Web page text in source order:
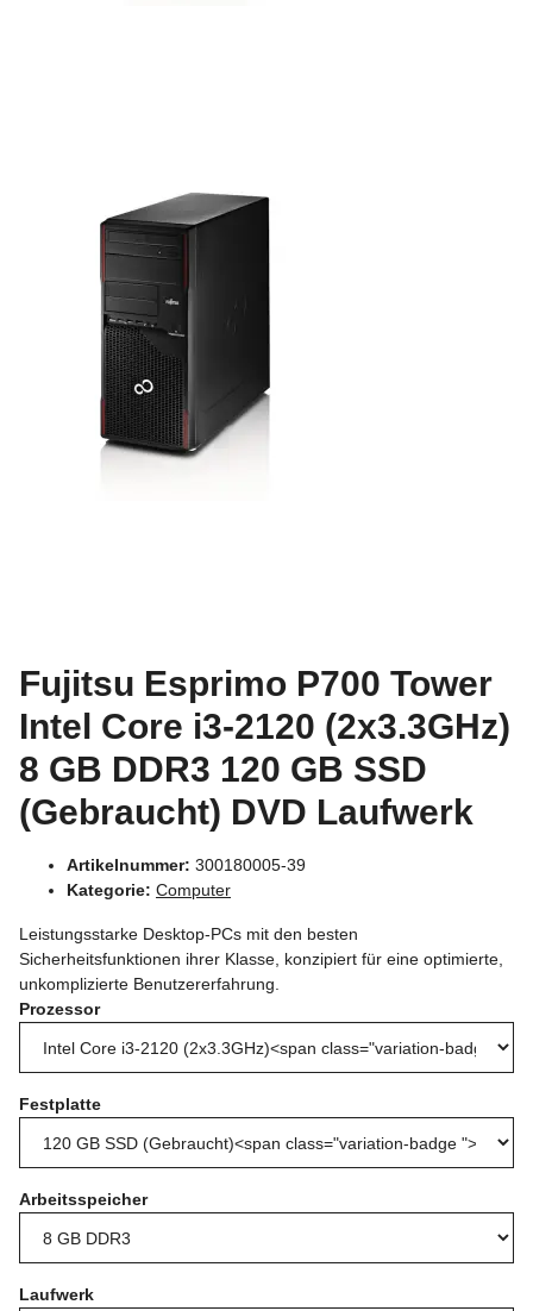
Fujitsu Esprimo P700 Tower
Intel Core i3-2120 (2x3.3GHz)
8 GB DDR3 120 GB SSD
(Gebraucht) DVD Laufwerk
Artikelnummer: 300180005-39
Kategorie: Computer
Leistungsstarke Desktop-PCs mit den besten
Sicherheitsfunktionen ihrer Klasse, konzipiert für eine optimierte,
unkomplizierte Benutzererfahrung.
Prozessor
Festplatte
Arbeitsspeicher
Laufwerk